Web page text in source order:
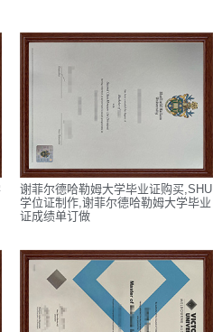
谢菲尔德哈勒姆大学毕业证购买,SHU
学位证制作,谢菲尔德哈勒姆大学毕业
证成绩单订做